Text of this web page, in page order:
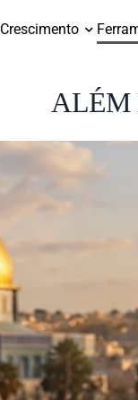
Crescimento
ALÉM